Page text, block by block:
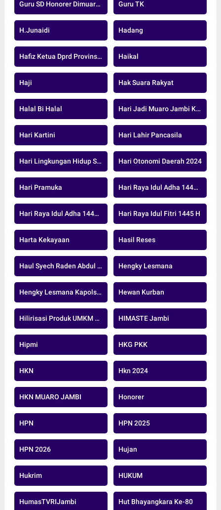
Guru SD Honorer Dimuaro Jambi Guru TK
H.junaidi Hadang
Hafiz Ketua Dprd Provinsi Jambi Haikal
Haji Hak Suara Rakyat
Halal Bi Halal Hari Jadi Muaro Jambi Ke-26
Hari Kartini Hari Lahir Pancasila
Hari Lingkungan Hidup Sedunia Hari Otonomi Daerah 2024
Hari Pramuka Hari Raya Idul Adha 1446 H
Hari Raya Idul Adha 1447 H Hari Raya Idul Fitri 1445 H
Harta Kekayaan Hasil Reses
Haul Syech Raden Abdul Syafi Hengky Lesmana
Hengky Lesmana Kapolsek Hewan Kurban
Hilirisasi Produk UMKM Sawit HIMASTE Jambi
Hipmi HKG PKK
HKN Hkn 2024
HKN MUARO JAMBI Honorer
HPN HPN 2025
HPN 2026 Hujan
Hukrim HUKUM
HumasTVRIJambi Hut Bhayangkara Ke-80